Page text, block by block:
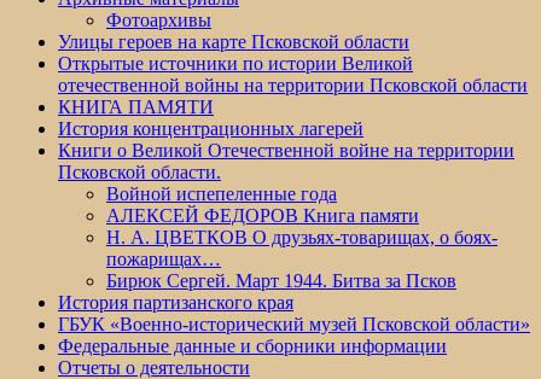
Фотоархивы
Улицы героев на карте Псковской области
Открытые источники по истории Великой
отечественной войны на территории Псковской области
КНИГА ПАМЯТИ
История концентрационных лагерей
Книги о Великой Отечественной войне на территории
Псковской области.
Войной испепеленные года
АЛЕКСЕЙ ФЕДОРОВ Книга памяти
Н. А. ЦВЕТКОВ О друзьях-товарищах, о боях-
пожарищах…
Бирюк Сергей. Март 1944. Битва за Псков
История партизанского края
ГБУК «Военно-исторический музей Псковской области»
Федеральные данные и сборники информации
Отчеты о деятельности